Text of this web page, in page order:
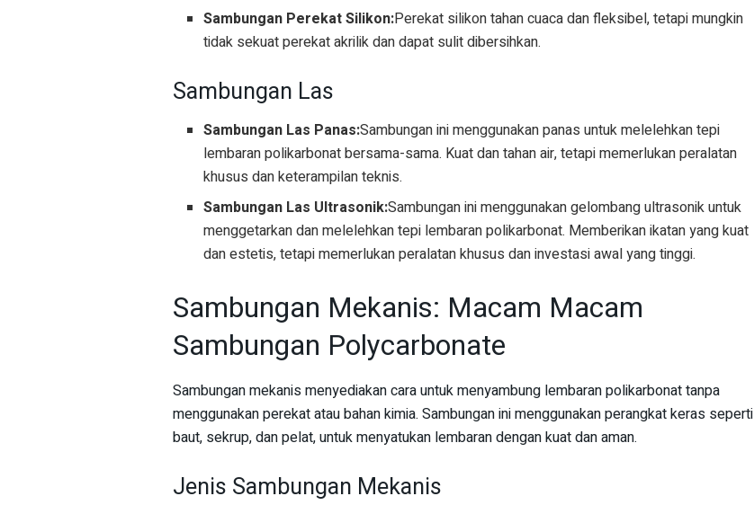
Sambungan Perekat Silikon:Perekat silikon tahan cuaca dan fleksibel, tetapi mungkin
tidak sekuat perekat akrilik dan dapat sulit dibersihkan.
Sambungan Las
Sambungan Las Panas:Sambungan ini menggunakan panas untuk melelehkan tepi
lembaran polikarbonat bersama-sama. Kuat dan tahan air, tetapi memerlukan peralatan
khusus dan keterampilan teknis.
Sambungan Las Ultrasonik:Sambungan ini menggunakan gelombang ultrasonik untuk
menggetarkan dan melelehkan tepi lembaran polikarbonat. Memberikan ikatan yang kuat
dan estetis, tetapi memerlukan peralatan khusus dan investasi awal yang tinggi.
Sambungan Mekanis: Macam Macam
Sambungan Polycarbonate
Sambungan mekanis menyediakan cara untuk menyambung lembaran polikarbonat tanpa
menggunakan perekat atau bahan kimia. Sambungan ini menggunakan perangkat keras seperti
baut, sekrup, dan pelat, untuk menyatukan lembaran dengan kuat dan aman.
Jenis Sambungan Mekanis